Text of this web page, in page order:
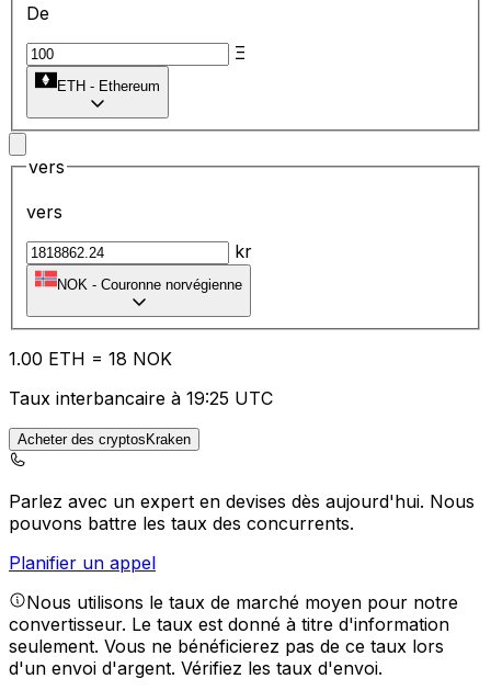
De
Ξ
ETH - Ethereum
vers
vers
kr
NOK - Couronne norvégienne
1.00 ETH = 18 NOK
Taux interbancaire à 19:25 UTC
Acheter des cryptosKraken
Parlez avec un expert en devises dès aujourd'hui. Nous
pouvons battre les taux des concurrents.
Planifier un appel
Nous utilisons le taux de marché moyen pour notre
convertisseur. Le taux est donné à titre d'information
seulement. Vous ne bénéficierez pas de ce taux lors
d'un envoi d'argent. Vérifiez les taux d'envoi.